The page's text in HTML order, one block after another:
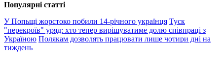
Популярнi статтi
У Попьщі жорстоко побили 14-річного українця Туск
"перекроїв" уряд: хто тепер вирішуватиме долю співпраці з
Україною Полякам дозволять працювати лише чотири дні на
тиждень